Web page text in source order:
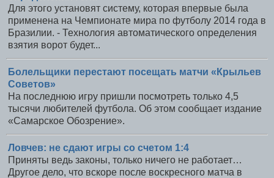
Для этого установят систему, которая впервые была
применена на Чемпионате мира по футболу 2014 года в
Бразилии. - Технология автоматического определения
взятия ворот будет...
Болельщики перестают посещать матчи «Крыльев
Советов»
На последнюю игру пришли посмотреть только 4,5
тысячи любителей футбола. Об этом сообщает издание
«Самарское Обозрение».
Ловчев: не сдают игры со счетом 1:4
Приняты ведь законы, только ничего не работает…
Другое дело, что вскоре после воскресного матча в